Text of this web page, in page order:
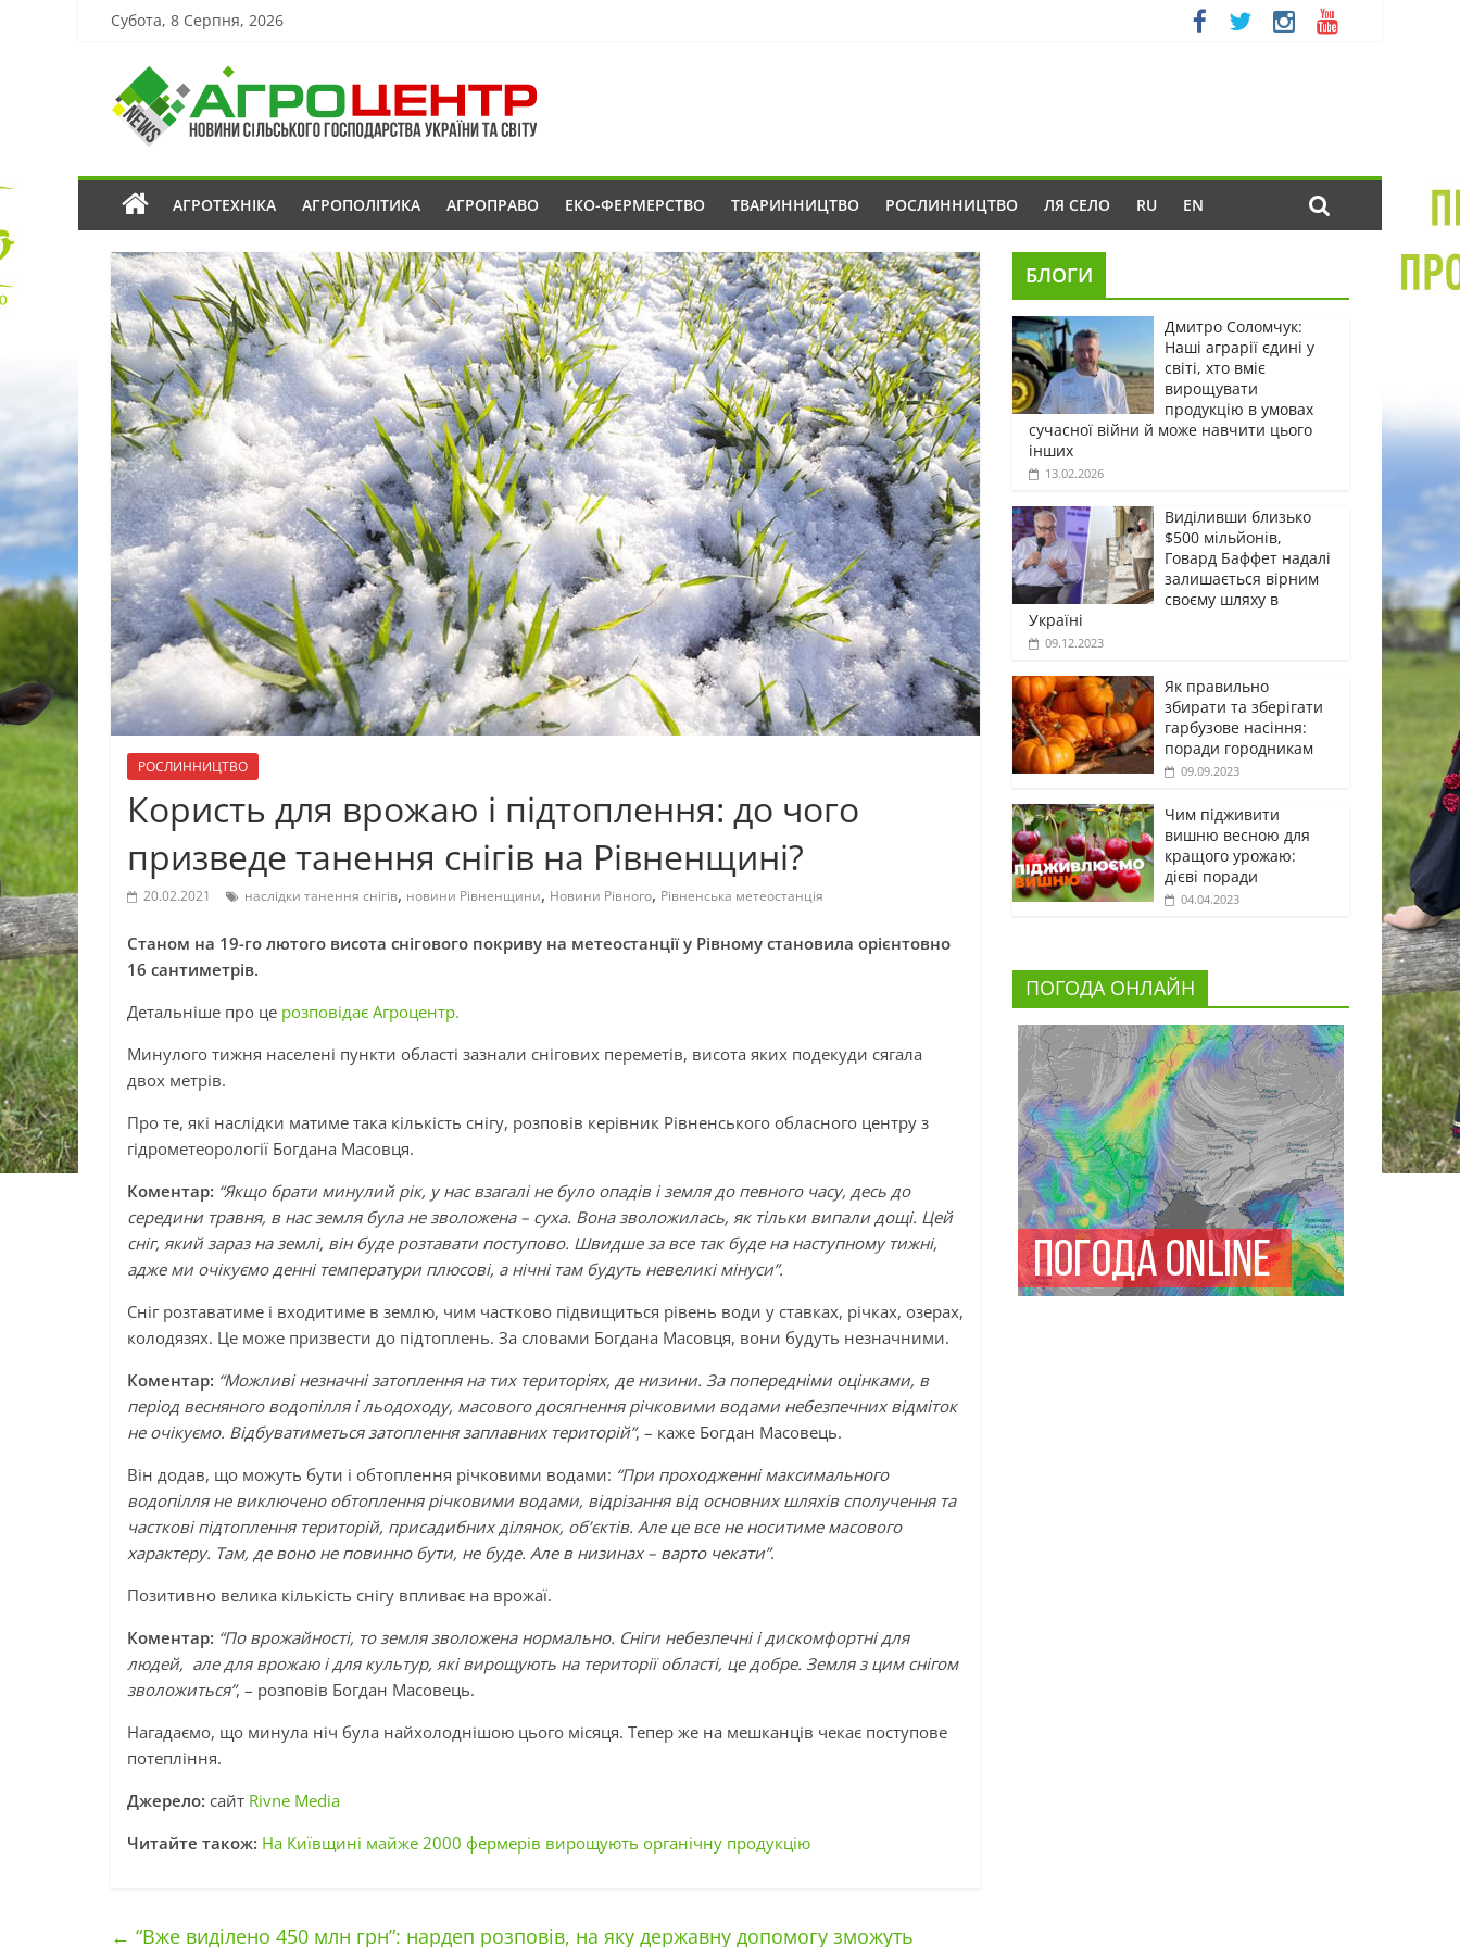
Субота, 8 Серпня, 2026
АГРОТЕХНІКА АГРОПОЛІТИКА АГРОПРАВО ЕКО-ФЕРМЕРСТВО ТВАРИННИЦТВО РОСЛИННИЦТВО ЛЯ СЕЛО RU EN
РОСЛИННИЦТВО
Користь для врожаю і підтоплення: до чого
призведе танення снігів на Рівненщині?
20.02.2021 наслідки танення снігів, новини Рівненщини, Новини Рівного, Рівненська метеостанція
Станом на 19-го лютого висота снігового покриву на метеостанції у Рівному становила орієнтовно
16 сантиметрів.
Детальніше про це розповідає Агроцентр.
Минулого тижня населені пункти області зазнали снігових переметів, висота яких подекуди сягала
двох метрів.
Про те, які наслідки матиме така кількість снігу, розповів керівник Рівненського обласного центру з
гідрометеорології Богдана Масовця.
Коментар: “Якщо брати минулий рік, у нас взагалі не було опадів і земля до певного часу, десь до
середини травня, в нас земля була не зволожена – суха. Вона зволожилась, як тільки випали дощі. Цей
сніг, який зараз на землі, він буде розтавати поступово. Швидше за все так буде на наступному тижні,
адже ми очікуємо денні температури плюсові, а нічні там будуть невеликі мінуси”.
Сніг розтаватиме і входитиме в землю, чим частково підвищиться рівень води у ставках, річках, озерах,
колодязях. Це може призвести до підтоплень. За словами Богдана Масовця, вони будуть незначними.
Коментар: “Можливі незначні затоплення на тих територіях, де низини. За попередніми оцінками, в
період весняного водопілля і льодоходу, масового досягнення річковими водами небезпечних відміток
не очікуємо. Відбуватиметься затоплення заплавних територій”, – каже Богдан Масовець.
Він додав, що можуть бути і обтоплення річковими водами: “При проходженні максимального
водопілля не виключено обтоплення річковими водами, відрізання від основних шляхів сполучення та
часткові підтоплення територій, присадибних ділянок, об’єктів. Але це все не носитиме масового
характеру. Там, де воно не повинно бути, не буде. Але в низинах – варто чекати”.
Позитивно велика кількість снігу впливає на врожаї.
Коментар: “По врожайності, то земля зволожена нормально. Сніги небезпечні і дискомфортні для
людей, але для врожаю і для культур, які вирощують на території області, це добре. Земля з цим снігом
зволожиться”, – розповів Богдан Масовець.
Нагадаємо, що минула ніч була найхолоднішою цього місяця. Тепер же на мешканців чекає поступове
потепління.
Джерело: сайт Rivne Media
Читайте також: На Київщині майже 2000 фермерів вирощують органічну продукцію
← “Вже виділено 450 млн грн”: нардеп розповів, на яку державну допомогу зможуть
БЛОГИ
Дмитро Соломчук:
Наші аграрії єдині у
світі, хто вміє
вирощувати
продукцію в умовах
сучасної війни й може навчити цього
інших
13.02.2026
Виділивши близько
$500 мільйонів,
Говард Баффет надалі
залишається вірним
своєму шляху в
Україні
09.12.2023
Як правильно
збирати та зберігати
гарбузове насіння:
поради городникам
09.09.2023
Чим підживити
вишню весною для
кращого урожаю:
дієві поради
04.04.2023
ПОГОДА ОНЛАЙН